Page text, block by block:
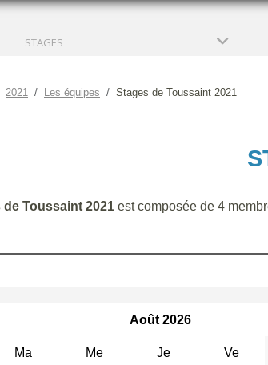
STAGES
2021 Les équipes Stages de Toussaint 2021
de Toussaint 2021 est composée de 4
Août 2026
Ma Me Je Ve